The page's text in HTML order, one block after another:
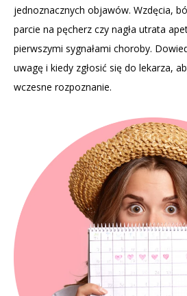
jednoznacznych objawów. Wzdęcia,
parcie na pęcherz czy nagła utrata
pierwszymi sygnałami choroby.
uwagę i kiedy zgłosić się do lekarza,
wczesne rozpoznanie.